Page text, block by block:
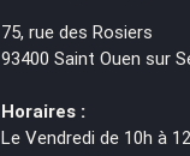
75, rue des Rosiers
93400 Saint Ouen sur
Horaires :
Le Vendredi de 10h à